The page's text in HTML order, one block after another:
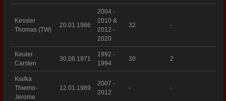
Kessler
Thomas (TW)
20.01.1986
2004 -
2010 &
2012 -
2020
32 -
Keuler
Carsten
30.08.1971
1992 -
1994
30 2
Kialka
Thiemo-
Jerome
12.01.1989
2007 -
2012
- -